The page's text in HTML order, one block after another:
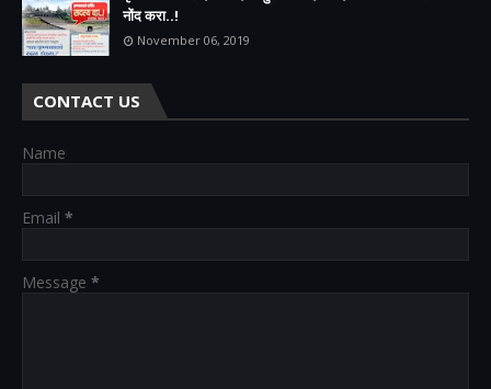
नोंद करा..!
November 06, 2019
CONTACT US
Name
Email *
Message *